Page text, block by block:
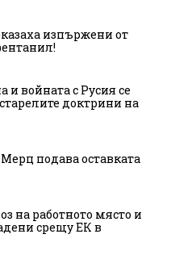
изпържени от
войната с Русия се
доктрини на
подава оставката
на работното място и
срещу ЕК в